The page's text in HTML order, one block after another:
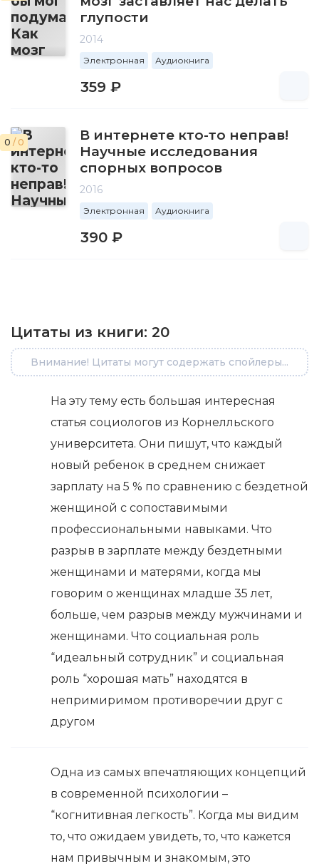
глупости
2014
Электронная Аудиокнига
359 ₽
0 / 0
В интернете кто-то неправ!
Научные исследования
спорных вопросов
2016
Электронная Аудиокнига
390 ₽
Цитаты из книги: 20
Внимание! Цитаты могут содержать спойлеры...
На эту тему есть большая интересная
статья социологов из Корнелльского
университета. Они пишут, что каждый
новый ребенок в среднем снижает
зарплату на 5 % по сравнению с бездетной
женщиной с сопоставимыми
профессиональными навыками. Что
разрыв в зарплате между бездетными
женщинами и матерями, когда мы
говорим о женщинах младше 35 лет,
больше, чем разрыв между мужчинами и
женщинами. Что социальная роль
“идеальный сотрудник” и социальная
роль “хорошая мать” находятся в
непримиримом противоречии друг с
другом
Одна из самых впечатляющих концепций
в современной психологии –
“когнитивная легкость”. Когда мы видим
то, что ожидаем увидеть, то, что кажется
нам привычным и знакомым, это